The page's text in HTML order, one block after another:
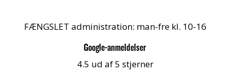
FÆNGSLET administration: man-fre kl. 10-16
Google-anmeldelser
4.5 ud af 5 stjerner